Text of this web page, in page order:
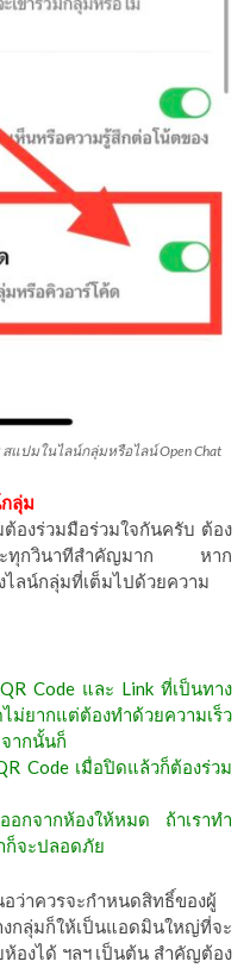
ปมในไลน์กลุ่มหรือไลน์ Open Chat
ลุ่ม
องร่วมมือร่วมใจกันครับ ต้อง
าะทุกวินาทีสำคัญมาก หาก
ไลน์กลุ่มที่เต็มไปด้วยความ
Code และ Link ที่เป็นทาง
ม่ยากแต่ต้องทำด้วยความเร็ว
ากนั้นก็
Code เมื่อปิดแล้วก็ต้องร่วม
อกจากห้องให้หมด ถ้าเราทำ
ก็จะปลอดภัย
ว่าควรจะกำหนดสิทธิ์ของผู้
ลุ่มก็ให้เป็นแอดมินใหญ่ที่จะ
องได้ ฯลฯ เป็นต้น สำคัญต้อง